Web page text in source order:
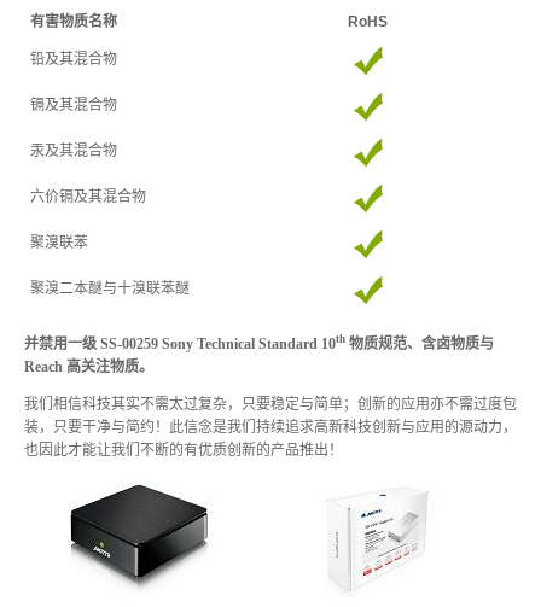
相关报导
获奖讯息
固件 / 驱动程序
有害物质名称 RoHS
铅及其混合物
镉及其混合物
汞及其混合物
六价镉及其混合物
聚溴联苯
聚溴二本醚与十溴联苯醚
并禁用一级 SS-00259 Sony Technical Standard 10th 物质规范、含卤物质与
Reach 高关注物质。
我们相信科技其实不需太过复杂，只要稳定与简单；创新的应用亦不需过度包
装，只要干净与简约！此信念是我们持续追求高新科技创新与应用的源动力，
也因此才能让我们不断的有优质创新的产品推出！